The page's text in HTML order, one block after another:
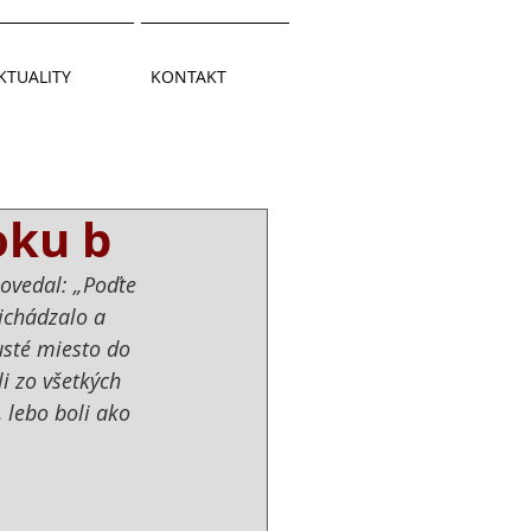
KONTAKT
b
„Poďte
a
miesto do
zo všetkých
lebo boli ako